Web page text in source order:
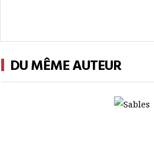
DU MÊME AUTEUR